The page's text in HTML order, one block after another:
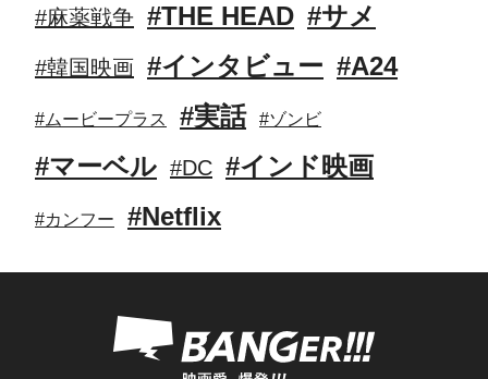
#麻薬戦争 #THE HEAD #サメ
#韓国映画 #インタビュー #A24
#ムービープラス #実話 #ゾンビ
#マーベル #DC #インド映画
#カンフー #Netflix